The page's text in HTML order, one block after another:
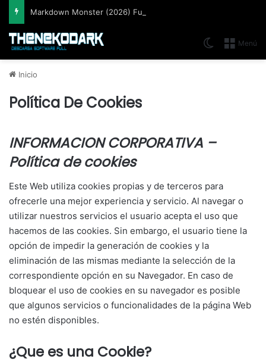
Markdown Monster (2026) Full Español [Mega]
Menú
Switch skin
Inicio
Política De Cookies
INFORMACION CORPORATIVA –
Política de cookies
Este Web utiliza cookies propias y de terceros para
ofrecerle una mejor experiencia y servicio. Al navegar o
utilizar nuestros servicios el usuario acepta el uso que
hacemos de las cookies. Sin embargo, el usuario tiene la
opción de impedir la generación de cookies y la
eliminación de las mismas mediante la selección de la
correspondiente opción en su Navegador. En caso de
bloquear el uso de cookies en su navegador es posible
que algunos servicios o funcionalidades de la página Web
no estén disponibles.
¿Que es una Cookie?